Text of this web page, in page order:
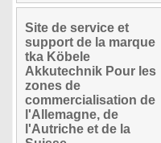
Site de service et
support de la marque
tka Köbele
Akkutechnik Pour les
zones de
commercialisation de
l'Allemagne, de
l'Autriche et de la